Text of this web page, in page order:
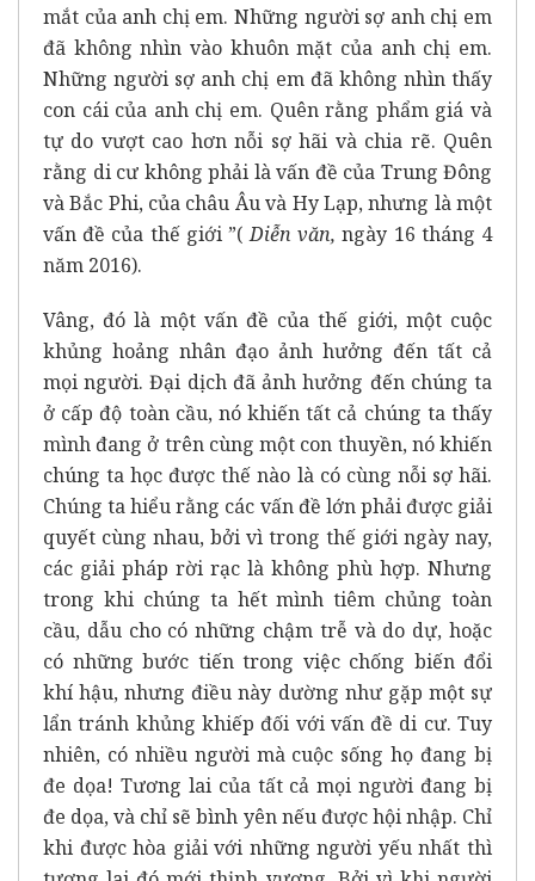
mắt của anh chị em. Những người sợ anh chị em
đã không nhìn vào khuôn mặt của anh chị em.
Những người sợ anh chị em đã không nhìn thấy
con cái của anh chị em. Quên rằng phẩm giá và
tự do vượt cao hơn nỗi sợ hãi và chia rẽ. Quên
rằng di cư không phải là vấn đề của Trung Đông
và Bắc Phi, của châu Âu và Hy Lạp, nhưng là một
vấn đề của thế giới ”(Diễn văn, ngày 16 tháng 4
năm 2016).
Vâng, đó là một vấn đề của thế giới, một cuộc
khủng hoảng nhân đạo ảnh hưởng đến tất cả
mọi người. Đại dịch đã ảnh hưởng đến chúng ta
ở cấp độ toàn cầu, nó khiến tất cả chúng ta thấy
mình đang ở trên cùng một con thuyền, nó khiến
chúng ta học được thế nào là có cùng nỗi sợ hãi.
Chúng ta hiểu rằng các vấn đề lớn phải được giải
quyết cùng nhau, bởi vì trong thế giới ngày nay,
các giải pháp rời rạc là không phù hợp. Nhưng
trong khi chúng ta hết mình tiêm chủng toàn
cầu, dẫu cho có những chậm trễ và do dự, hoặc
có những bước tiến trong việc chống biến đổi
khí hậu, nhưng điều này dường như gặp một sự
lẩn tránh khủng khiếp đối với vấn đề di cư. Tuy
nhiên, có nhiều người mà cuộc sống họ đang bị
đe dọa! Tương lai của tất cả mọi người đang bị
đe dọa, và chỉ sẽ bình yên nếu được hội nhập. Chỉ
khi được hòa giải với những người yếu nhất thì